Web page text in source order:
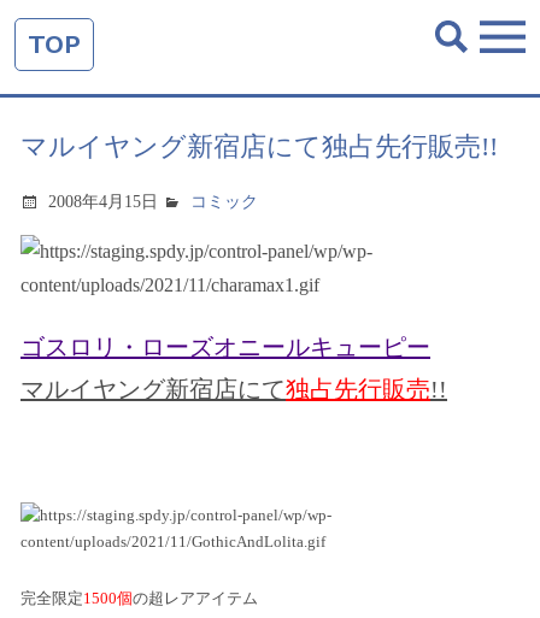
TOP
マルイヤング新宿店にて独占先行販売!!
2008年4月15日 コミック
ゴスロリ・ローズオニールキューピー
マルイヤング新宿店にて独占先行販売!!
完全限定1500個の超レアアイテム